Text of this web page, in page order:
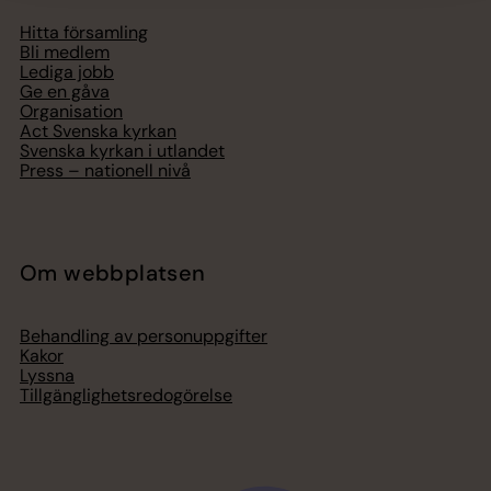
Hitta församling
Bli medlem
Lediga jobb
Ge en gåva
Organisation
Act Svenska kyrkan
Svenska kyrkan i utlandet
Press – nationell nivå
Om webbplatsen
Behandling av personuppgifter
Kakor
Lyssna
Tillgänglighetsredogörelse